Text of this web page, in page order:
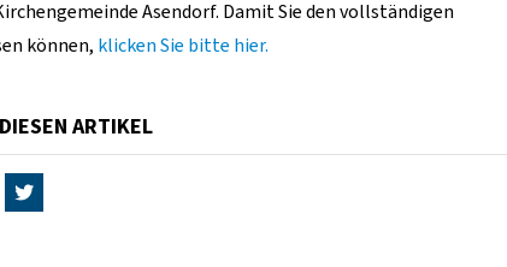
Asendorf. Damit Sie den vollständigen
können, klicken Sie bitte hier.
ARTIKEL